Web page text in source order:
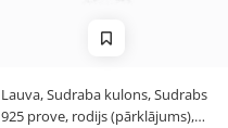
Lauva, Sudraba kulons, Sudrabs
925 prove, rodijs (pārklājums),